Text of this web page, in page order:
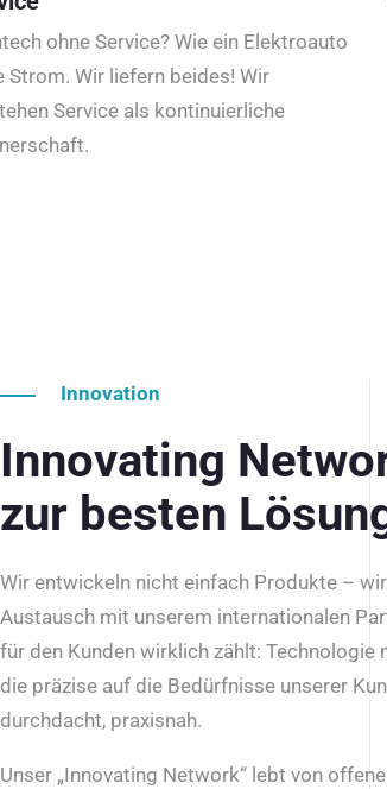
ohne Service? Wie ein Elektroauto
Strom. Wir liefern beides! Wir
Service als kontinuierliche
Innovation
Innovating
zur besten
Wir entwickeln nicht einfach Produkte –
Austausch mit unserem internationalen
für den Kunden wirklich zählt:
die präzise auf die Bedürfnisse unserer
durchdacht, praxisnah.
Unser „Innovating Network“ lebt von